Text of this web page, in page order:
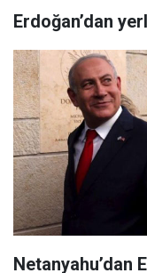
Erdoğan’dan
Netanyahu’dan